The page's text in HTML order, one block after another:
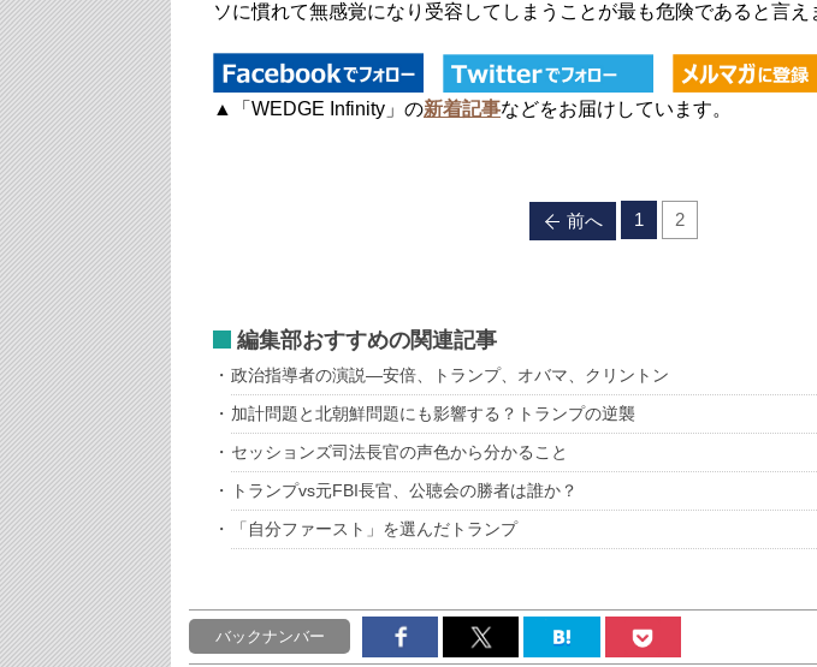
ソに慣れて無感覚になり受容してしまうことが最も危険であると言え
▲「WEDGE Infinity」の新着記事などをお届けしています。
前へ 1 2
編集部おすすめの関連記事
政治指導者の演説―安倍、トランプ、オバマ、クリントン
加計問題と北朝鮮問題にも影響する？トランプの逆襲
セッションズ司法長官の声色から分かること
トランプvs元FBI長官、公聴会の勝者は誰か？
「自分ファースト」を選んだトランプ
バックナンバー